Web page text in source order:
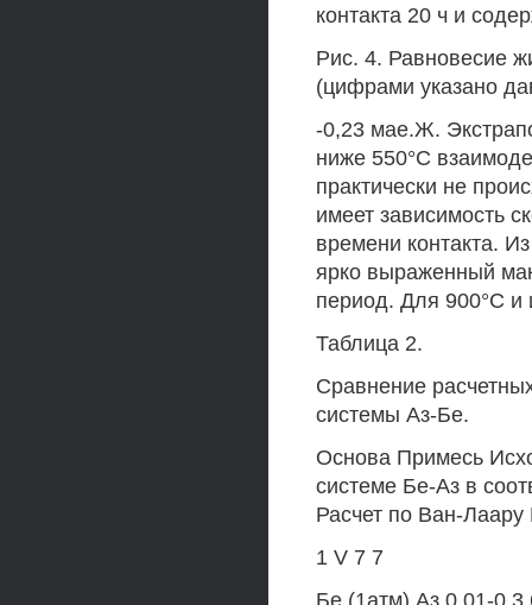
контакта 20 ч и
Рис. 4. Равновесие
(цифрами указано
-0,23 мае.Ж.
ниже 550°С
практически не
имеет зависимость
времени контакта.
ярко выраженный
период. Для 900°С и
Таблица 2.
Сравнение
системы Аз-Бе.
Основа Примесь
системе Бе-Аз в
Расчет по Ван-
1 V 7 7
Бе (1атм) Аз 0,01-0,3